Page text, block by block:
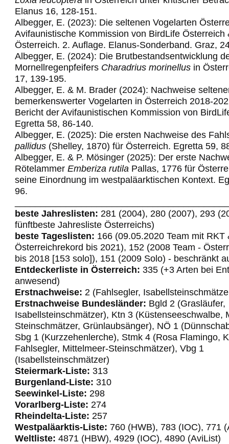
Elanus 16, 128-151.
Albegger, E. (2023): Die seltenen Vogelarten
Avifaunistische Kommission von BirdLife Österreich
Österreich. 2. Auflage. Elanus-Sonderband. Graz,
Albegger, E. (2024): Die Brutbestandsentwicklung
Mornellregenpfeifers Charadrius morinellus in
17, 139-195.
Albegger, E. & M. Brader (2024): Nachweise
bemerkenswerter Vogelarten in Österreich 2018-
Bericht der Avifaunistischen Kommission von
Egretta 58, 86-140.
Albegger, E. (2025): Die ersten Nachweise des
pallidus (Shelley, 1870) für Österreich. Egretta 59,
Albegger, E. & P. Mösinger (2025): Der erste
Rötelammer Emberiza rutila Pallas, 1776 für
seine Einordnung im westpaläarktischen Kontext.
96.
beste Jahreslisten: 281 (2004), 280 (2007), 293
fünftbeste Jahresliste Österreichs)
beste Tageslisten: 166 (09.05.2020 Team mit RKT
Österreichrekord bis 2021), 152 (2008 Team -
bis 2018 [153 solo]), 151 (2009 Solo) - beschränkt
Entdeckerliste in Österreich: 335 (+3 Arten bei
anwesend)
Erstnachweise: 2 (Fahlsegler,
Erstnachweise Bundesländer: Bgld 2 (Grasläufer,
Isabellsteinschmätzer), Ktn 3 (Küstenseeschwalbe,
Steinschmätzer, Grünlaubsänger), NÖ 1
Sbg 1 (Kurzzehenlerche), Stmk 4 (Rosa Flamingo,
Fahlsegler, Mittelmeer-Steinschmätzer), Vbg 1
(Isabellsteinschmätzer)
Steiermark-Liste: 313
Burgenland-Liste: 310
Seewinkel-Liste: 298
Vorarlberg-Liste: 274
Rheindelta-Liste: 257
Westpaläarktis-Liste: 760 (HWB), 783 (IOC), 771
Weltliste: 4871 (HBW), 4929 (IOC), 4890 (AviList)